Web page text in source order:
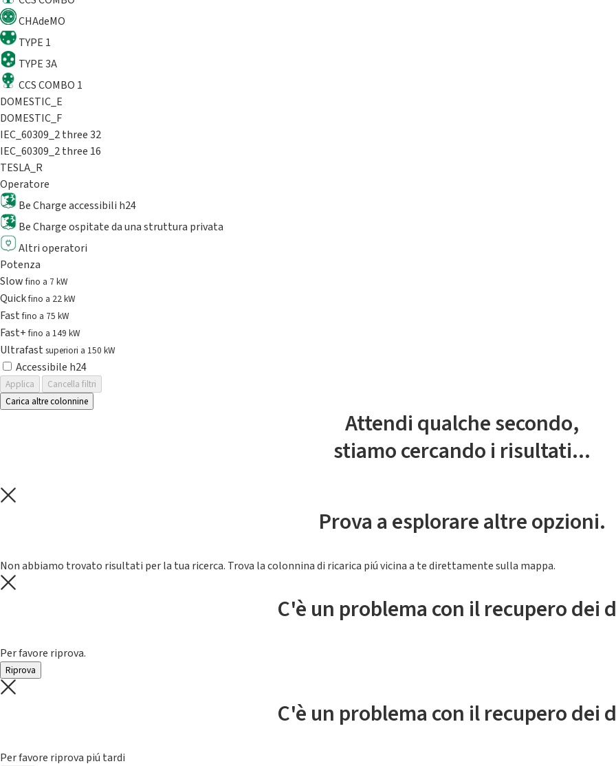
CHAdeMO
TYPE 1
TYPE 3A
CCS COMBO 1
DOMESTIC_E
DOMESTIC_F
IEC_60309_2 three 32
IEC_60309_2 three 16
TESLA_R
Operatore
Be Charge accessibili h24
Be Charge ospitate da una struttura privata
Altri operatori
Potenza
Slowfino a 7 kW
Quickfino a 22 kW
Fastfino a 75 kW
Fast+fino a 149 kW
Ultrafast superiori a 150 kW
Accessibile h24
Applica
Cancella filtri
Carica altre colonnine
Attendi qualche secondo,
stiamo cercando i risultati...
Prova a esplorare altre opzioni.
Non abbiamo trovato risultati per la tua ricerca. Trova la colonnina di ricarica piú vicina a te direttamente sulla mappa.
C'è un problema con il recupero dei
Per favore riprova.
Riprova
C'è un problema con il recupero dei
Per favore riprova piú tardi